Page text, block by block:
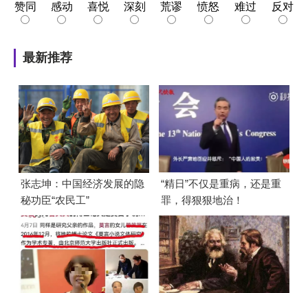
赞同 感动 喜悦 深刻 荒谬 愤怒 难过 反对
最新推荐
张志坤：中国经济发展的隐
秘功臣“农民工”
“精日”不仅是重病，还是重
罪，得狠狠地治！